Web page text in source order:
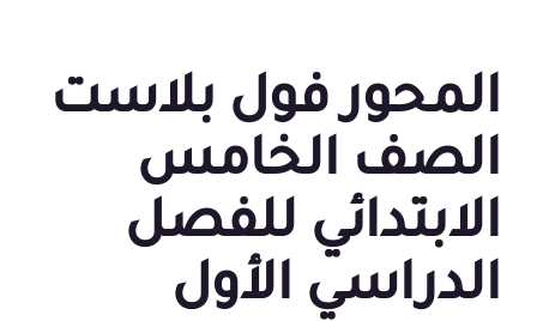
المحور فول بلاست
الصف الخامس
الابتدائي للفصل
الدراسي الأول